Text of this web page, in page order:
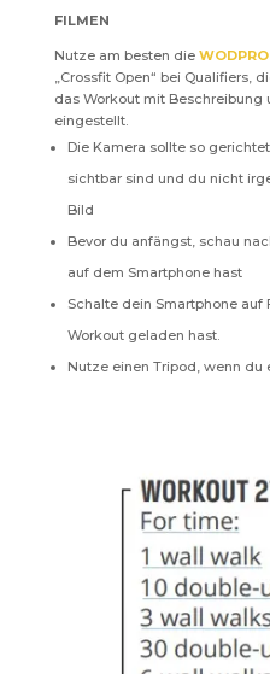
FILMEN
Nutze am besten die
„Crossfit Open“ bei Qualifiers,
das Workout mit Beschreibung
eingestellt.
Die Kamera sollte so
sichtbar sind und du nicht
Bild
Bevor du anfängst, schau
auf dem Smartphone hast
Schalte dein Smartphone
Workout geladen hast.
Nutze einen Tripod, wenn du